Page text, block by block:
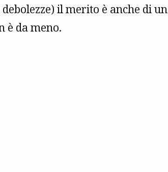
il merito è anche di un
è da meno.